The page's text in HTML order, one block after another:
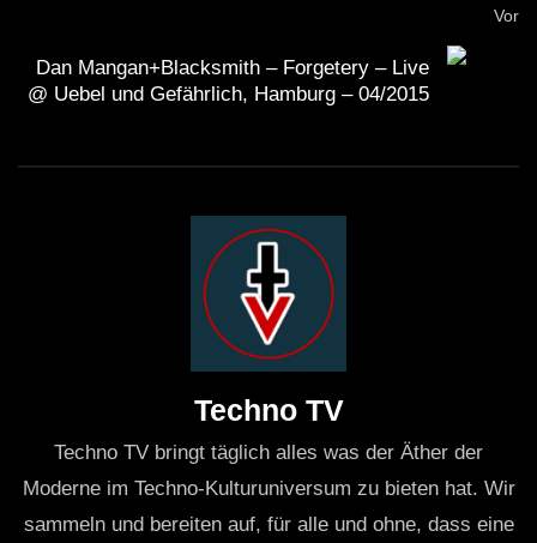
Vor
Dan Mangan+Blacksmith – Forgetery – Live
@ Uebel und Gefährlich, Hamburg – 04/2015
Techno TV
Techno TV bringt täglich alles was der Äther der
Moderne im Techno-Kulturuniversum zu bieten hat. Wir
sammeln und bereiten auf, für alle und ohne, dass eine